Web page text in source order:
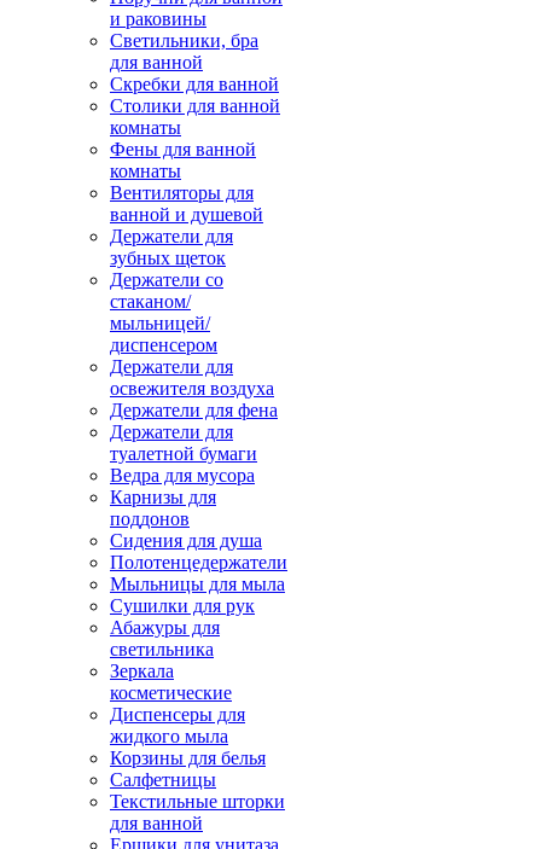
и раковины
Светильники, бра
для ванной
Скребки для ванной
Столики для ванной
комнаты
Фены для ванной
комнаты
Вентиляторы для
ванной и душевой
Держатели для
зубных щеток
Держатели со
стаканом/
мыльницей/
диспенсером
Держатели для
освежителя воздуха
Держатели для фена
Держатели для
туалетной бумаги
Ведра для мусора
Карнизы для
поддонов
Сидения для душа
Полотенцедержатели
Мыльницы для мыла
Сушилки для рук
Абажуры для
светильника
Зеркала
косметические
Диспенсеры для
жидкого мыла
Корзины для белья
Салфетницы
Текстильные шторки
для ванной
Ершики для унитаза